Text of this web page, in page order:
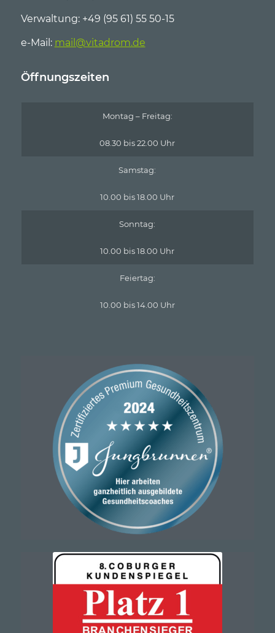
Verwaltung: +49 (95 61) 55 50-15
e-Mail: mail@vitadrom.de
Öffnungszeiten
Montag – Freitag:
08.30 bis 22.00 Uhr
Samstag:
10.00 bis 18.00 Uhr
Sonntag:
10.00 bis 18.00 Uhr
Feiertag:
10.00 bis 14.00 Uhr